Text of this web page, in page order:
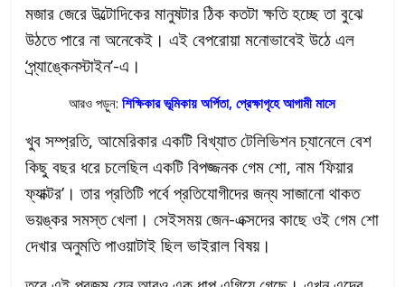
মজার জেরে উল্টোদিকের মানুষটার ঠিক কতটা ক্ষতি হচ্ছে তা বুঝে
উঠতে পারে না অনেকেই। এই বেপরোয়া মনোভাবেই উঠে এল
‘প্র্যাঙ্কেনস্টাইন’-এ।
আরও পড়ুন:শিক্ষিকার ভূমিকায় অর্পিতা, প্রেক্ষাগৃহে আগামী মাসে
খুব সম্প্রতি, আমেরিকার একটি বিখ্যাত টেলিভিশন চ্যানেলে বেশ
কিছু বছর ধরে চলেছিল একটি বিপজ্জনক গেম শো, নাম ‘ফিয়ার
ফ্যাক্টর‌’। তার প্রতিটি পর্বে প্রতিযোগীদের জন্য সাজানো থাকত
ভয়ঙ্কর সমস্ত খেলা। সেইসময় জেন-এক্সদের কাছে ওই গেম শো
দেখার অনুমতি পাওয়াটাই ছিল ভাইরাল বিষয়।